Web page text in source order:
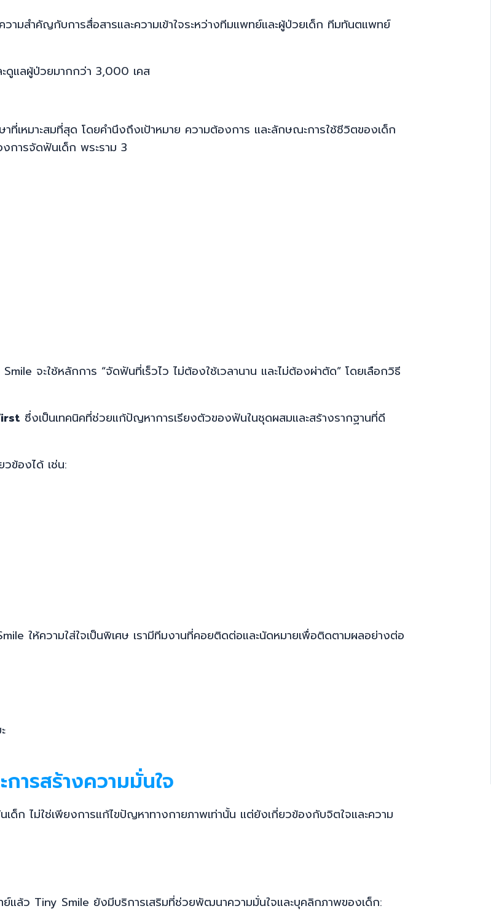
มสำคัญกับการสื่อสารและความเข้าใจระหว่างทีมแพทย์และผู้ป่วยเด็ก ทีมทันตแพทย์
ดูแลผู้ป่วยมากกว่า 3,000 เคส
เหมาะสมที่สุด โดยคำนึงถึงเป้าหมาย ความต้องการ และลักษณะการใช้ชีวิตของเด็ก
การจัดฟันเด็ก พระราม 3
จะใช้หลักการ “จัดฟันที่เร็วไว ไม่ต้องใช้เวลานาน และไม่ต้องผ่าตัด” โดยเลือกวิธี
ซึ่งเป็นเทคนิคที่ช่วยแก้ปัญหาการเรียงตัวของฟันในชุดผสมและสร้างรากฐานที่ดี
ข้องได้ เช่น:
ให้ความใส่ใจเป็นพิเศษ เรามีทีมงานที่คอยติดต่อและนัดหมายเพื่อติดตามผลอย่างต่อ
ารสร้างความมั่นใจ
ด็ก ไม่ใช่เพียงการแก้ไขปัญหาทางกายภาพเท่านั้น แต่ยังเกี่ยวข้องกับจิตใจและความ
แล้ว Tiny Smile ยังมีบริการเสริมที่ช่วยพัฒนาความมั่นใจและบุคลิกภาพของเด็ก: